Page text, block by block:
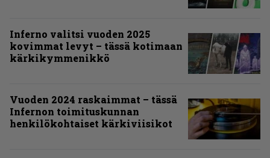
Inferno valitsi vuoden 2025
kovimmat levyt – tässä kotimaan
kärkikymmenikkö
Vuoden 2024 raskaimmat – tässä
Infernon toimituskunnan
henkilökohtaiset kärkiviisikot